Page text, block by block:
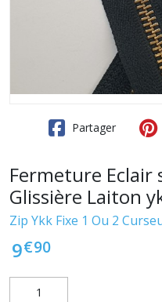
Partager
Fermeture Eclair
Glissière Laiton
Zip Ykk Fixe 1 Ou 2
9€90